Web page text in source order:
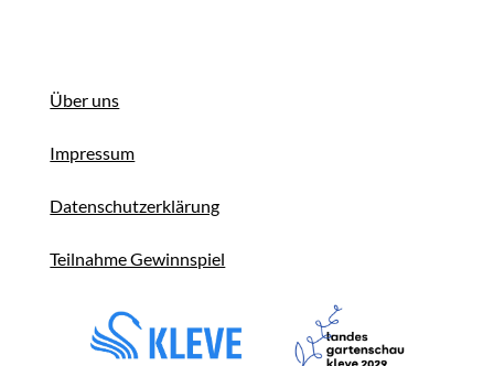
Über uns
Impressum
Datenschutzerklärung
Teilnahme Gewinnspiel